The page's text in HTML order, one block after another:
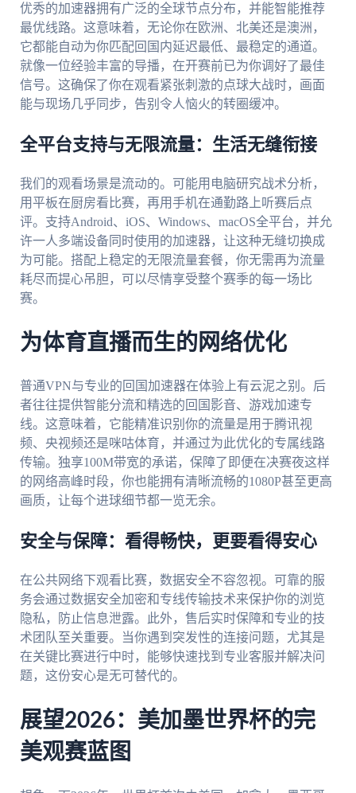
优秀的加速器拥有广泛的全球节点分布，并能智能推荐
最优线路。这意味着，无论你在欧洲、北美还是澳洲，
它都能自动为你匹配回国内延迟最低、最稳定的通道。
就像一位经验丰富的导播，在开赛前已为你调好了最佳
信号。这确保了你在观看紧张刺激的点球大战时，画面
能与现场几乎同步，告别令人恼火的转圈缓冲。
全平台支持与无限流量：生活无缝衔接
我们的观看场景是流动的。可能用电脑研究战术分析，
用平板在厨房看比赛，再用手机在通勤路上听赛后点
评。支持Android、iOS、Windows、macOS全平台，并允
许一人多端设备同时使用的加速器，让这种无缝切换成
为可能。搭配上稳定的无限流量套餐，你无需再为流量
耗尽而提心吊胆，可以尽情享受整个赛季的每一场比
赛。
为体育直播而生的网络优化
普通VPN与专业的回国加速器在体验上有云泥之别。后
者往往提供智能分流和精选的回国影音、游戏加速专
线。这意味着，它能精准识别你的流量是用于腾讯视
频、央视频还是咪咕体育，并通过为此优化的专属线路
传输。独享100M带宽的承诺，保障了即便在决赛夜这样
的网络高峰时段，你也能拥有清晰流畅的1080P甚至更高
画质，让每个进球细节都一览无余。
安全与保障：看得畅快，更要看得安心
在公共网络下观看比赛，数据安全不容忽视。可靠的服
务会通过数据安全加密和专线传输技术来保护你的浏览
隐私，防止信息泄露。此外，售后实时保障和专业的技
术团队至关重要。当你遇到突发性的连接问题，尤其是
在关键比赛进行中时，能够快速找到专业客服并解决问
题，这份安心是无可替代的。
展望2026：美加墨世界杯的完
美观赛蓝图